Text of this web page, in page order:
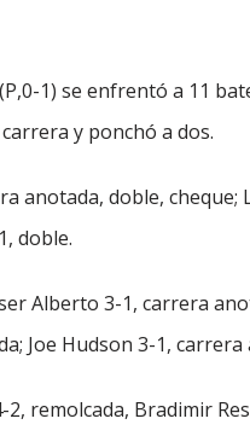
1) se enfrentó a 11
y ponchó a dos.
anotada, doble,
doble.
Alberto 3-1, carrera
Joe Hudson 3-1,
2, remolcada, Bradimir